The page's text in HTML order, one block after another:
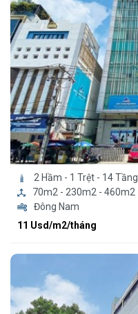
2 Hầm - 1 Trệt - 14 Tầng
70m2 - 230m2 - 460m2
Đông Nam
11 Usd/m2/tháng